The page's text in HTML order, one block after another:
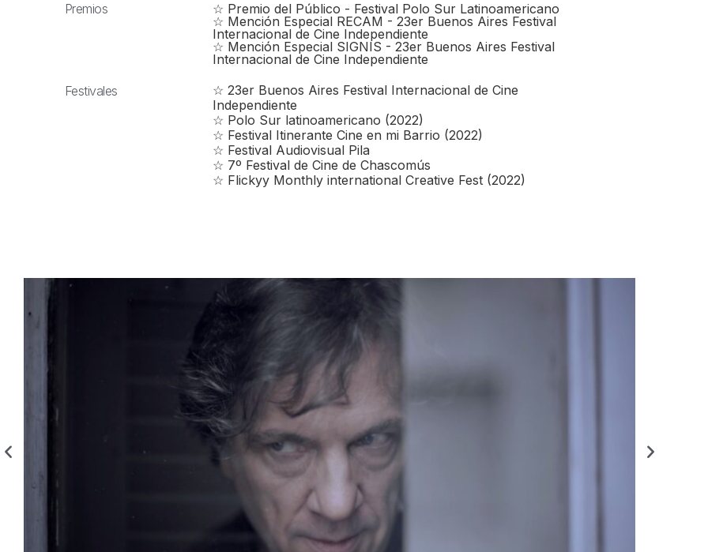
Premios
☆ Premio del Público - Festival Polo Sur Latinoamericano
☆ Mención Especial RECAM - 23er Buenos Aires Festival
Internacional de Cine Independiente
☆ Mención Especial SIGNIS - 23er Buenos Aires Festival
Internacional de Cine Independiente
Festivales
☆ 23er Buenos Aires Festival Internacional de Cine
Independiente
☆ Polo Sur latinoamericano (2022)
☆ Festival Itinerante Cine en mi Barrio (2022)
☆ Festival Audiovisual Pila
☆ 7º Festival de Cine de Chascomús
☆ Flickyy Monthly international Creative Fest (2022)